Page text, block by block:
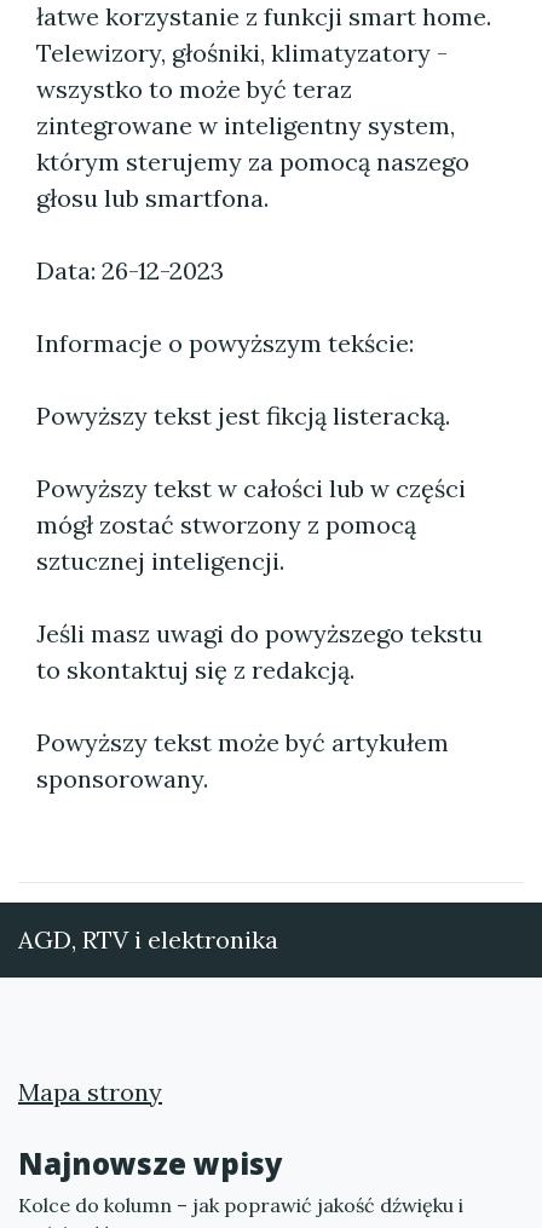
łatwe korzystanie z funkcji smart home.
Telewizory, głośniki, klimatyzatory -
wszystko to może być teraz
zintegrowane w inteligentny system,
którym sterujemy za pomocą naszego
głosu lub smartfona.
Data: 26-12-2023
Informacje o powyższym tekście:
Powyższy tekst jest fikcją listeracką.
Powyższy tekst w całości lub w części
mógł zostać stworzony z pomocą
sztucznej inteligencji.
Jeśli masz uwagi do powyższego tekstu
to skontaktuj się z redakcją.
Powyższy tekst może być artykułem
sponsorowany.
AGD, RTV i elektronika
Mapa strony
Najnowsze wpisy
Kolce do kolumn – jak poprawić jakość dźwięku i